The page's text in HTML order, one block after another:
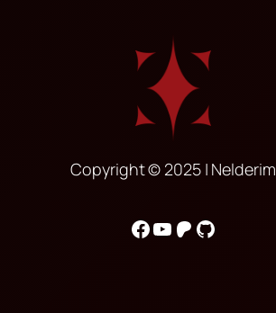
Copyright © 2025 | Nelderim
Facebook
YouTube
Patreon
GitHub